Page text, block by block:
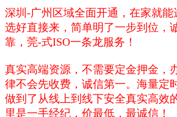
深圳-广州区域全面开通，在家就能
选好直接来，简单明了一步到位，
靠，莞-式ISO一条龙服务！
真实高端资源，不需要定金押金，
律不会先收费，诚信第一。海量定
做到了从线上到线下安全真实高效
里是一手经纪，价最低，最诚信！